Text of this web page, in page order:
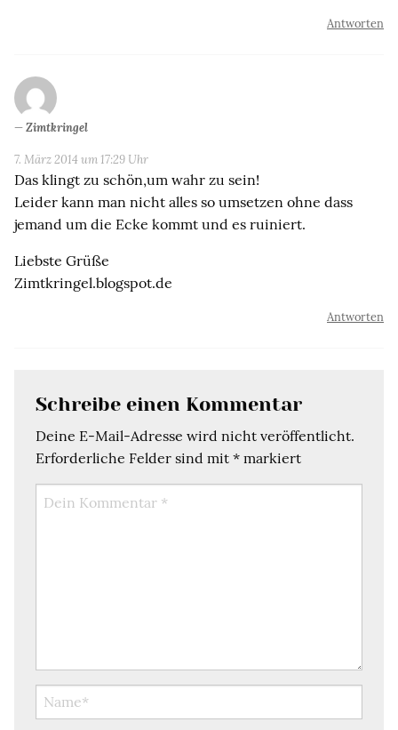
Antworten
Zimtkringel
7. März 2014 um 17:29 Uhr
Das klingt zu schön,um wahr zu sein!
Leider kann man nicht alles so umsetzen ohne dass
jemand um die Ecke kommt und es ruiniert.
Liebste Grüße
Zimtkringel.blogspot.de
Antworten
Schreibe einen Kommentar
Deine E-Mail-Adresse wird nicht veröffentlicht.
Erforderliche Felder sind mit * markiert